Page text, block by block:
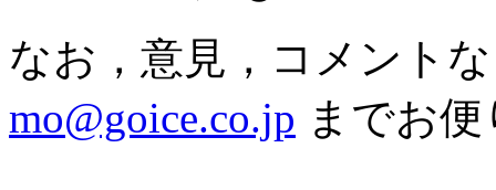
なお，意見，コメント
mo@goice.co.jp までお